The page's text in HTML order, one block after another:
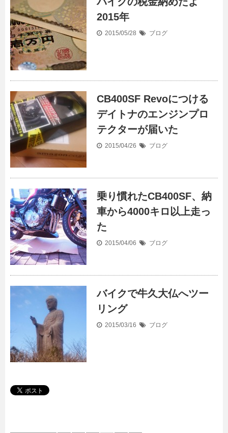
2015年
2015/05/28 ブログ
CB400SF Revoにつける
デイトナのエンジンプロ
テクターが届いた
2015/04/26 ブログ
乗り慣れたCB400SF、納
車から4000キロ以上走っ
た
2015/04/06 ブログ
バイクで牛久大仏へツー
リング
2015/03/16 ブログ